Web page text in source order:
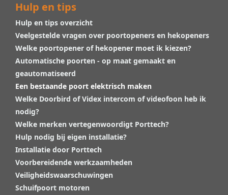
Hulp en tips
Hulp en tips overzicht
Veelgestelde vragen over poortopeners en hekopeners
Welke poortopener of hekopener moet ik kiezen?
Automatische poorten - op maat gemaakt en
geautomatiseerd
Een bestaande poort elektrisch maken
Welke Doorbird of Videx intercom of videofoon heb ik
nodig?
Welke merken vertegenwoordigt Porttech?
Hulp nodig bij eigen installatie?
Installatie door Porttech
Voorbereidende werkzaamheden
Veiligheidswaarschuwingen
Schuifpoort motoren